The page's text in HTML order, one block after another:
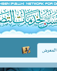
المعرض